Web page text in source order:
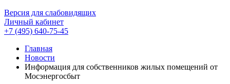
Версия для слабовидящих
Личный кабинет
+7 (495) 640-75-45
Главная
Новости
Информация для собственников жилых помещений от
Мосэнергосбыт